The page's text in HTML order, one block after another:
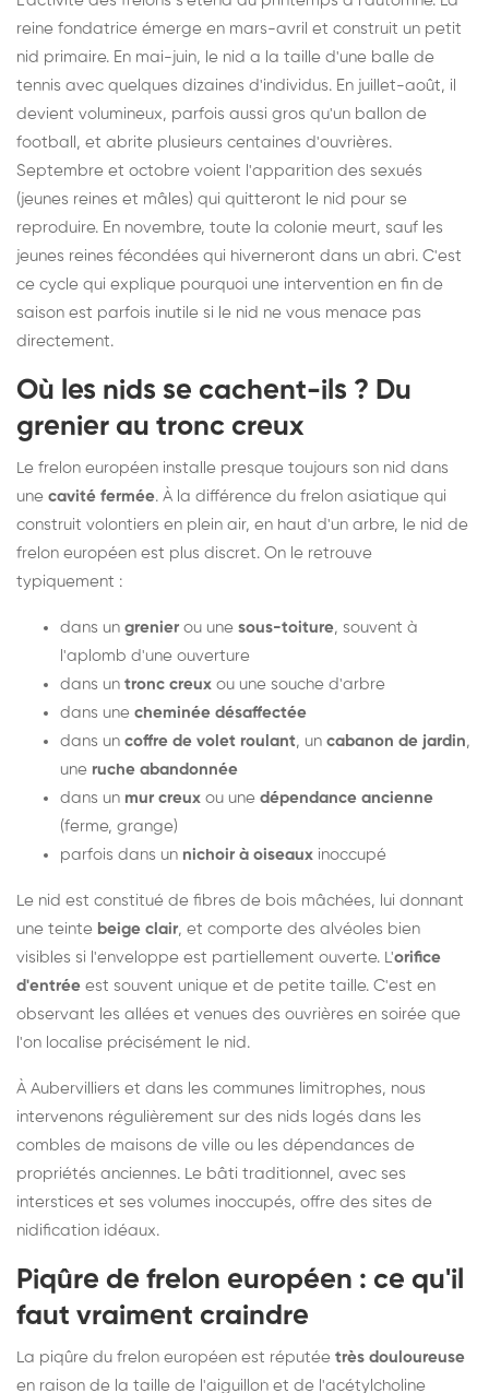
reine fondatrice émerge en mars-avril et construit un petit
nid primaire. En mai-juin, le nid a la taille d'une balle de
tennis avec quelques dizaines d'individus. En juillet-août, il
devient volumineux, parfois aussi gros qu'un ballon de
football, et abrite plusieurs centaines d'ouvrières.
Septembre et octobre voient l'apparition des sexués
(jeunes reines et mâles) qui quitteront le nid pour se
reproduire. En novembre, toute la colonie meurt, sauf les
jeunes reines fécondées qui hiverneront dans un abri. C'est
ce cycle qui explique pourquoi une intervention en fin de
saison est parfois inutile si le nid ne vous menace pas
directement.
Où les nids se cachent-ils ? Du
grenier au tronc creux
Le frelon européen installe presque toujours son nid dans
une cavité fermée. À la différence du frelon asiatique qui
construit volontiers en plein air, en haut d'un arbre, le nid de
frelon européen est plus discret. On le retrouve
typiquement :
dans un grenier ou une sous-toiture, souvent à
l'aplomb d'une ouverture
dans un tronc creux ou une souche d'arbre
dans une cheminée désaffectée
dans un coffre de volet roulant, un cabanon de jardin,
une ruche abandonnée
dans un mur creux ou une dépendance ancienne
(ferme, grange)
parfois dans un nichoir à oiseaux inoccupé
Le nid est constitué de fibres de bois mâchées, lui donnant
une teinte beige clair, et comporte des alvéoles bien
visibles si l'enveloppe est partiellement ouverte. L'orifice
d'entrée est souvent unique et de petite taille. C'est en
observant les allées et venues des ouvrières en soirée que
l'on localise précisément le nid.
À Aubervilliers et dans les communes limitrophes, nous
intervenons régulièrement sur des nids logés dans les
combles de maisons de ville ou les dépendances de
propriétés anciennes. Le bâti traditionnel, avec ses
interstices et ses volumes inoccupés, offre des sites de
nidification idéaux.
Piqûre de frelon européen : ce qu'il
faut vraiment craindre
La piqûre du frelon européen est réputée très douloureuse
en raison de la taille de l'aiguillon et de l'acétylcholine